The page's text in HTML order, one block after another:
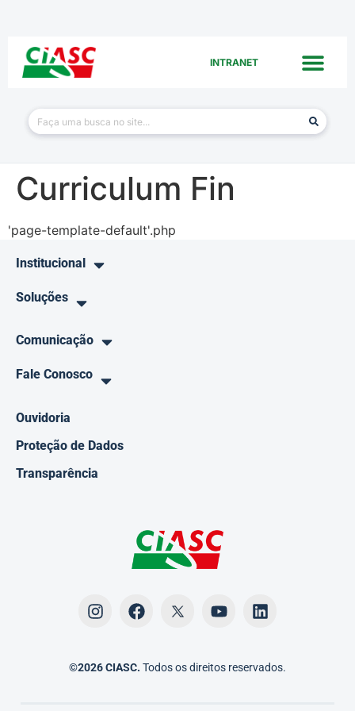
INTRANET
Curriculum Fin
'page-template-default'.php
Institucional
Soluções
Comunicação
Fale Conosco
Ouvidoria
Proteção de Dados
Transparência
©2026 CIASC. Todos os direitos reservados.